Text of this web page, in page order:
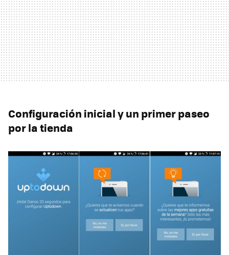
Configuración inicial y un primer paseo
por la tienda